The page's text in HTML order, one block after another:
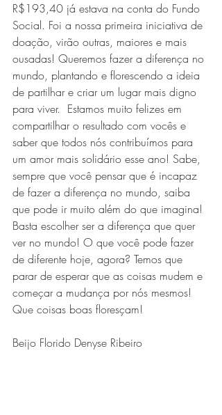
R$193,40 já estava na conta do Fundo
Social. Foi a nossa primeira iniciativa de
doação, virão outras, maiores e mais
ousadas! Queremos fazer a diferença no
mundo, plantando e florescendo a ideia
de partilhar e criar um lugar mais digno
para viver.  Estamos muito felizes em
compartilhar o resultado com vocês e
saber que todos nós contribuímos para
um amor mais solidário esse ano! Sabe,
sempre que você pensar que é incapaz
de fazer a diferença no mundo, saiba
que pode ir muito além do que imagina!
Basta escolher ser a diferença que quer
ver no mundo! O que você pode fazer
de diferente hoje, agora? Temos que
parar de esperar que as coisas mudem e
começar a mudança por nós mesmos!
Que coisas boas floresçam!
Beijo Florido Denyse Ribeiro